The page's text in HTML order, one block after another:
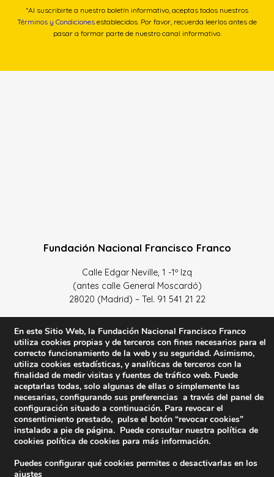
*Al suscribirte a nuestro boletín informativo, aceptas todos nuestros
Términos y Condiciones establecidos. Por favor, recuerda leerlos antes de
pasar a formar parte de nuestro canal informativo.
Fundación Nacional Francisco Franco
Calle Edgar Neville, 1 -1º Izq
(antes calle General Moscardó)
28020 (Madrid) – Tel. 91 541 21 22
Política de Privacidad y protección de datos–Sus datos
son seguros–Política de Cookies–Condiciones Generales
de uso
Facebook
Twitter
YouTube
© 2023 FNFF | Todos los derechos reservados.
En este Sitio Web, la Fundación Nacional Francisco Franco
utiliza cookies propias y de terceros con fines necesarios para el
correcto funcionamiento de la web y su seguridad. Asimismo,
utiliza cookies estadísticas, y analíticas de terceros con la
finalidad de medir visitas y fuentes de tráfico web. Puede
aceptarlas todas, solo algunas de ellas o simplemente las
necesarias, configurando sus preferencias a través del panel de
configuración situado a continuación. Para revocar el
consentimiento prestado, pulse el botón “revocar cookies”
instalado a pie de página. Puede consultar nuestra política de
cookies política de cookies para más información.
Puedes configurar qué cookies permites o desactivarlas en los
ajustes